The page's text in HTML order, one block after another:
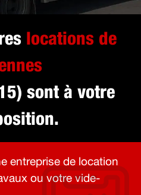
locations de
sont à votre
entreprise de location
ou votre vide-